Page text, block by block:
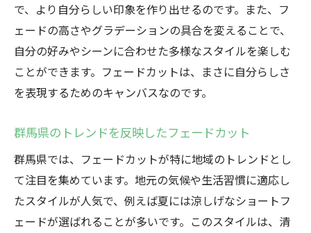
で、より自分らしい印象を作り出せるのです。また、フ
ェードの高さやグラデーションの具合を変えることで、
自分の好みやシーンに合わせた多様なスタイルを楽しむ
ことができます。フェードカットは、まさに自分らしさ
を表現するためのキャンバスなのです。
群馬県のトレンドを反映したフェードカット
群馬県では、フェードカットが特に地域のトレンドとし
て注目を集めています。地元の気候や生活習慣に適応し
たスタイルが人気で、例えば夏には涼しげなショートフ
ェードが選ばれることが多いです。このスタイルは、清